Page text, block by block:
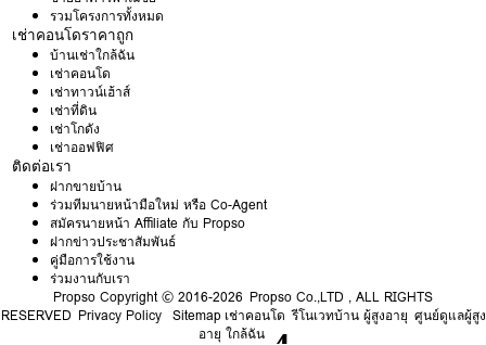
รวมโครงการทั้งหมด
เช่าคอนโดราคาถูก
บ้านเช่าใกล้ฉัน
เช่าคอนโด
เช่าทาวน์เฮ้าส์
เช่าที่ดิน
เช่าโกดัง
เช่าออฟฟิศ
ติดต่อเรา
ฝากขายบ้าน
ร่วมทีมนายหน้ามือใหม่ หรือ Co-Agent
สมัครนายหน้า Affiliate กับ Propso
ฝากข่าวประชาสัมพันธ์
คู่มือการใช้งาน
ร่วมงานกับเรา
Propso Copyright © 2016-2026 Propso Co.,LTD , ALL RIGHTS
RESERVED Privacy Policy Sitemap เช่าคอนโด รีโนเวทบ้าน ผู้สูงอายุ ศูนย์ดูแลผู้สูง
อายุ ใกล้ฉัน